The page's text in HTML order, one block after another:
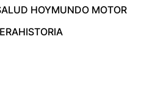
HOYMUNDO MOTOR
HISTORIA